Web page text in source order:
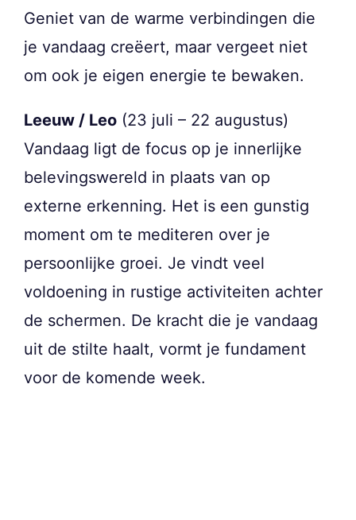
Geniet van de warme verbindingen die
je vandaag creëert, maar vergeet niet
om ook je eigen energie te bewaken.
Leeuw / Leo (23 juli – 22 augustus)
Vandaag ligt de focus op je innerlijke
belevingswereld in plaats van op
externe erkenning. Het is een gunstig
moment om te mediteren over je
persoonlijke groei. Je vindt veel
voldoening in rustige activiteiten achter
de schermen. De kracht die je vandaag
uit de stilte haalt, vormt je fundament
voor de komende week.